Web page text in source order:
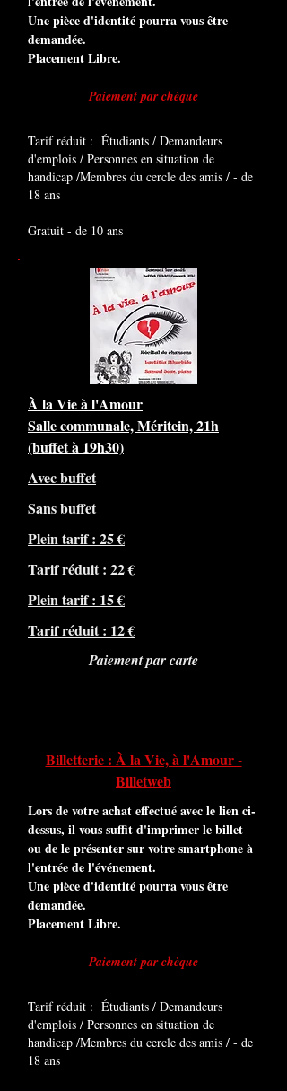
Une pièce d'identité pourra vous être
demandée.
Placement Libre.
Paiement par chèque
Tarif réduit : Étudiants / Demandeurs
d'emplois / Personnes en situation de
handicap /Membres du cercle des amis / - de
18 ans
Gratuit - de 10 ans
À la Vie à l'Amour
Salle communale, Méritein, 21h
(buffet à 19h30)
Avec buffet
Sans buffet
Plein tarif : 25 €
Tarif réduit : 22 €
Plein tarif : 15 €
Tarif réduit : 12 €
Paiement par carte
Billetterie : À la Vie, à l'Amour -
Billetweb
Lors de votre achat effectué avec le lien ci-
dessus, il vous suffit d'imprimer le billet
ou de le présenter sur votre smartphone à
l'entrée de l'événement.
Une pièce d'identité pourra vous être
demandée.
Placement Libre.
Paiement par chèque
Tarif réduit : Étudiants / Demandeurs
d'emplois / Personnes en situation de
handicap /Membres du cercle des amis / - de
18 ans